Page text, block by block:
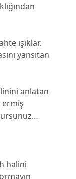
ışıklar.
yansıtan
anlatan
ermiş
halini